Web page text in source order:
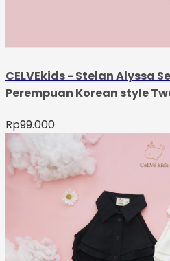
CELVEkids - Stelan Alyssa
Perempuan Korean style
Rp99.000